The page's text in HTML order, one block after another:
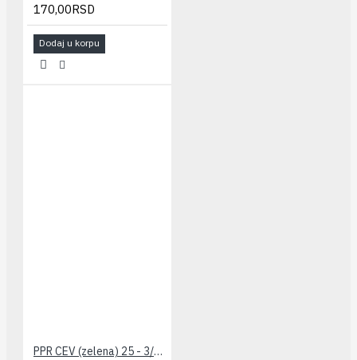
170,00RSD
Dodaj u korpu
PPR CEV (zelena) 25 - 3/4" PESTAN